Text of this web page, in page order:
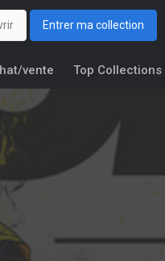
Entrer ma collection
vente Top Collections